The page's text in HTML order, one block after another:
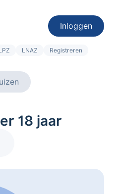
18 jaar
Inloggen
LNAZ Registreren